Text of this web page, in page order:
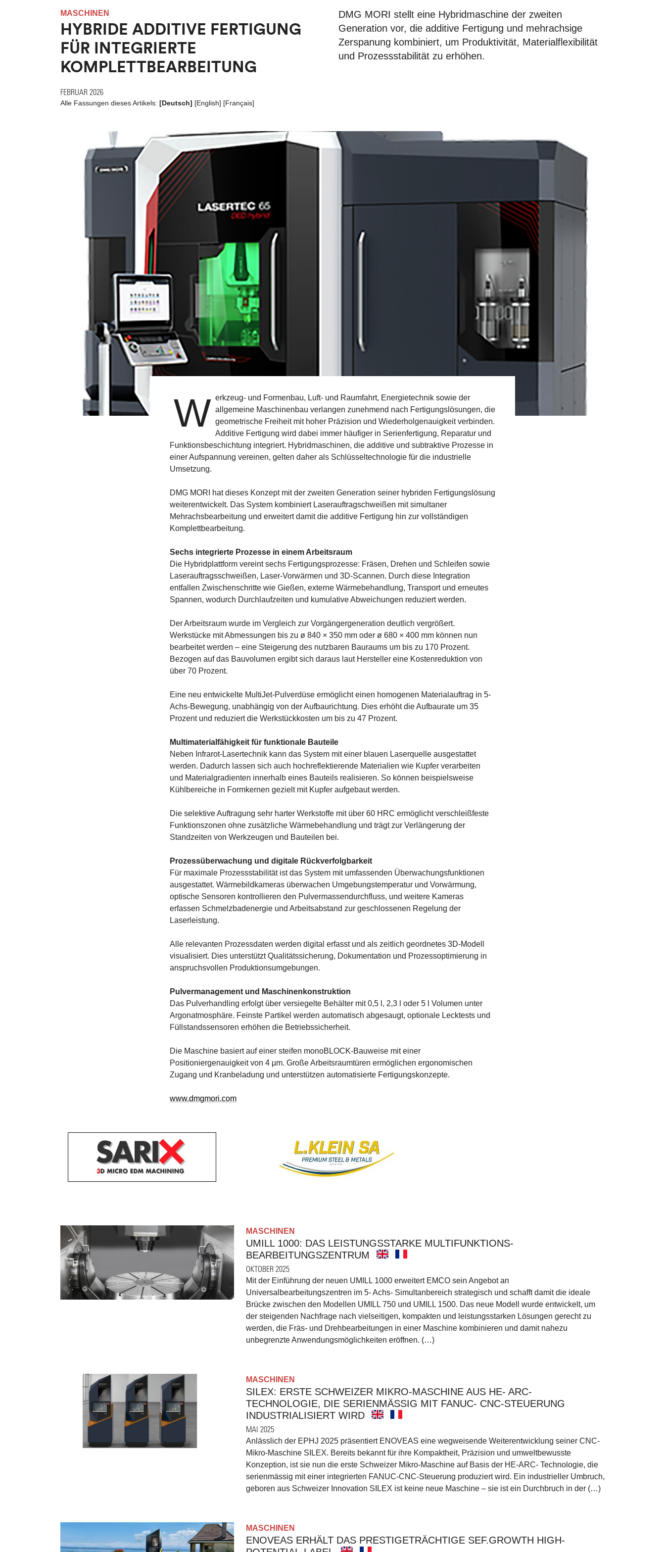
MASCHINEN
HYBRIDE ADDITIVE FERTIGUNG
FÜR INTEGRIERTE
KOMPLETTBEARBEITUNG
FEBRUAR 2026
Alle Fassungen dieses Artikels: [Deutsch] [English] [Français]
DMG MORI stellt eine Hybridmaschine der zweiten
Generation vor, die additive Fertigung und mehrachsige
Zerspanung kombiniert, um Produktivität, Materialflexibilität
und Prozessstabilität zu erhöhen.
W erkzeug- und Formenbau, Luft- und Raumfahrt, Energietechnik sowie der
allgemeine Maschinenbau verlangen zunehmend nach Fertigungslösungen, die
geometrische Freiheit mit hoher Präzision und Wiederholgenauigkeit verbinden.
Additive Fertigung wird dabei immer häufiger in Serienfertigung, Reparatur und
Funktionsbeschichtung integriert. Hybridmaschinen, die additive und subtraktive Prozesse in
einer Aufspannung vereinen, gelten daher als Schlüsseltechnologie für die industrielle
Umsetzung.
DMG MORI hat dieses Konzept mit der zweiten Generation seiner hybriden Fertigungslösung
weiterentwickelt. Das System kombiniert Laserauftragschweißen mit simultaner
Mehrachsbearbeitung und erweitert damit die additive Fertigung hin zur vollständigen
Komplettbearbeitung.
Sechs integrierte Prozesse in einem Arbeitsraum
Die Hybridplattform vereint sechs Fertigungsprozesse: Fräsen, Drehen und Schleifen sowie
Laserauftragsschweißen, Laser-Vorwärmen und 3D-Scannen. Durch diese Integration
entfallen Zwischenschritte wie Gießen, externe Wärmebehandlung, Transport und erneutes
Spannen, wodurch Durchlaufzeiten und kumulative Abweichungen reduziert werden.
Der Arbeitsraum wurde im Vergleich zur Vorgängergeneration deutlich vergrößert.
Werkstücke mit Abmessungen bis zu ø 840 × 350 mm oder ø 680 × 400 mm können nun
bearbeitet werden – eine Steigerung des nutzbaren Bauraums um bis zu 170 Prozent.
Bezogen auf das Bauvolumen ergibt sich daraus laut Hersteller eine Kostenreduktion von
über 70 Prozent.
Eine neu entwickelte MultiJet-Pulverdüse ermöglicht einen homogenen Materialauftrag in 5-
Achs-Bewegung, unabhängig von der Aufbaurichtung. Dies erhöht die Aufbaurate um 35
Prozent und reduziert die Werkstückkosten um bis zu 47 Prozent.
Multimaterialfähigkeit für funktionale Bauteile
Neben Infrarot-Lasertechnik kann das System mit einer blauen Laserquelle ausgestattet
werden. Dadurch lassen sich auch hochreflektierende Materialien wie Kupfer verarbeiten
und Materialgradienten innerhalb eines Bauteils realisieren. So können beispielsweise
Kühlbereiche in Formkernen gezielt mit Kupfer aufgebaut werden.
Die selektive Auftragung sehr harter Werkstoffe mit über 60 HRC ermöglicht verschleißfeste
Funktionszonen ohne zusätzliche Wärmebehandlung und trägt zur Verlängerung der
Standzeiten von Werkzeugen und Bauteilen bei.
Prozessüberwachung und digitale Rückverfolgbarkeit
Für maximale Prozessstabilität ist das System mit umfassenden Überwachungsfunktionen
ausgestattet. Wärmebildkameras überwachen Umgebungstemperatur und Vorwärmung,
optische Sensoren kontrollieren den Pulvermassendurchfluss, und weitere Kameras
erfassen Schmelzbadenergie und Arbeitsabstand zur geschlossenen Regelung der
Laserleistung.
Alle relevanten Prozessdaten werden digital erfasst und als zeitlich geordnetes 3D-Modell
visualisiert. Dies unterstützt Qualitätssicherung, Dokumentation und Prozessoptimierung in
anspruchsvollen Produktionsumgebungen.
Pulvermanagement und Maschinenkonstruktion
Das Pulverhandling erfolgt über versiegelte Behälter mit 0,5 l, 2,3 l oder 5 l Volumen unter
Argonatmosphäre. Feinste Partikel werden automatisch abgesaugt, optionale Lecktests und
Füllstandssensoren erhöhen die Betriebssicherheit.
Die Maschine basiert auf einer steifen monoBLOCK-Bauweise mit einer
Positioniergenauigkeit von 4 µm. Große Arbeitsraumtüren ermöglichen ergonomischen
Zugang und Kranbeladung und unterstützen automatisierte Fertigungskonzepte.
www.dmgmori.com
MASCHINEN
UMILL 1000: DAS LEISTUNGSSTARKE MULTIFUNKTIONS-
BEARBEITUNGSZENTRUM
OKTOBER 2025
Mit der Einführung der neuen UMILL 1000 erweitert EMCO sein Angebot an
Universalbearbeitungszentren im 5- Achs- Simultanbereich strategisch und schafft damit die ideale
Brücke zwischen den Modellen UMILL 750 und UMILL 1500. Das neue Modell wurde entwickelt, um
der steigenden Nachfrage nach vielseitigen, kompakten und leistungsstarken Lösungen gerecht zu
werden, die Fräs- und Drehbearbeitungen in einer Maschine kombinieren und damit nahezu
unbegrenzte Anwendungsmöglichkeiten eröffnen. (…)
MASCHINEN
SILEX: ERSTE SCHWEIZER MIKRO-MASCHINE AUS HE- ARC-
TECHNOLOGIE, DIE SERIENMÄSSIG MIT FANUC- CNC-STEUERUNG
INDUSTRIALISIERT WIRD
MAI 2025
Anlässlich der EPHJ 2025 präsentiert ENOVEAS eine wegweisende Weiterentwicklung seiner CNC-
Mikro-Maschine SILEX. Bereits bekannt für ihre Kompaktheit, Präzision und umweltbewusste
Konzeption, ist sie nun die erste Schweizer Mikro-Maschine auf Basis der HE-ARC- Technologie, die
serienmässig mit einer integrierten FANUC-CNC-Steuerung produziert wird. Ein industrieller Umbruch,
geboren aus Schweizer Innovation SILEX ist keine neue Maschine – sie ist ein Durchbruch in der (…)
MASCHINEN
ENOVEAS ERHÄLT DAS PRESTIGETRÄCHTIGE SEF.GROWTH HIGH-